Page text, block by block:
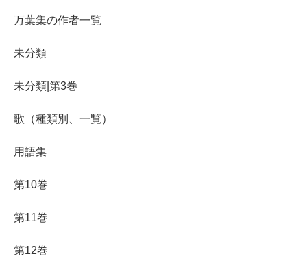
万葉集の作者一覧
未分類
未分類|第3巻
歌（種類別、一覧）
用語集
第10巻
第11巻
第12巻